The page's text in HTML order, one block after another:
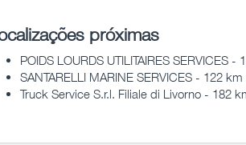
próximas
POIDS LOURDS UTILITAIRES SERVICES -
SANTARELLI MARINE SERVICES - 122 km
Truck Service S.r.l. Filiale di Livorno - 182